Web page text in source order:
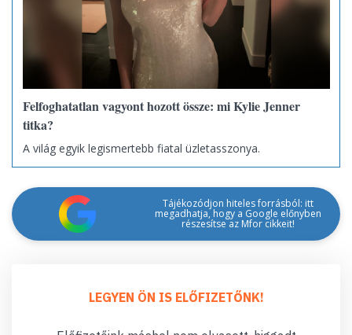
Felfoghatatlan vagyont hozott össze: mi Kylie Jenner
titka?
A világ egyik legismertebb fiatal üzletasszonya.
Tájékozódjon hiteles forrásból: itt
megadhatja, hogy a Google előnyben
részesítse az Mfor cikkeit!
LEGYEN ÖN IS ELŐFIZETŐNK!